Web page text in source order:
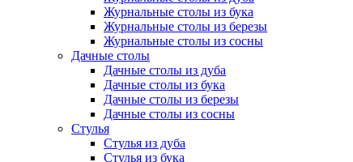
Журнальные столы из бука
Журнальные столы из березы
Журнальные столы из сосны
Дачные столы
Дачные столы из дуба
Дачные столы из бука
Дачные столы из березы
Дачные столы из сосны
Стулья
Стулья из дуба
Стулья из бука